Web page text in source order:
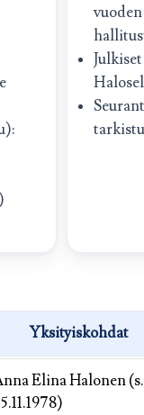
Yksityiskohdat
Elina Halonen (s.